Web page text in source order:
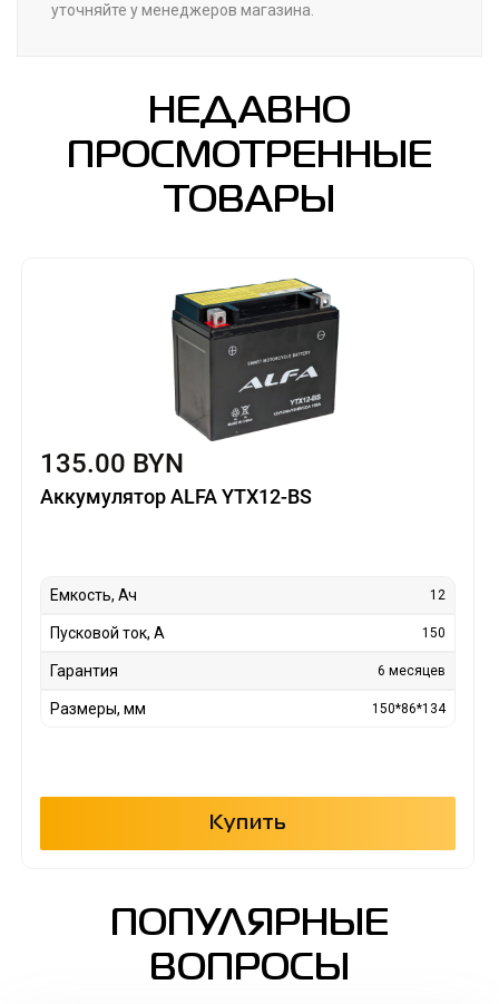
уточняйте у менеджеров магазина.
НЕДАВНО
ПРОСМОТРЕННЫЕ
ТОВАРЫ
135.00 BYN
Аккумулятор ALFA YTX12-BS
Емкость, Ач 12
Пусковой ток, А 150
Гарантия 6 месяцев
Размеры, мм 150*86*134
Купить
ПОПУЛЯРНЫЕ
ВОПРОСЫ